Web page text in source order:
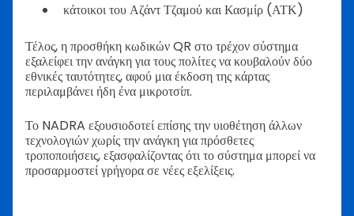
κάτοικοι του Αζάντ Τζαμού και Κασμίρ (ΑΤΚ)
Τέλος, η προσθήκη κωδικών QR στο τρέχον σύστημα
εξαλείφει την ανάγκη για τους πολίτες να κουβαλούν δύο
εθνικές ταυτότητες, αφού μια έκδοση της κάρτας
περιλαμβάνει ήδη ένα μικροτσίπ.
Το NADRA εξουσιοδοτεί επίσης την υιοθέτηση άλλων
τεχνολογιών χωρίς την ανάγκη για πρόσθετες
τροποποιήσεις, εξασφαλίζοντας ότι το σύστημα μπορεί να
προσαρμοστεί γρήγορα σε νέες εξελίξεις.